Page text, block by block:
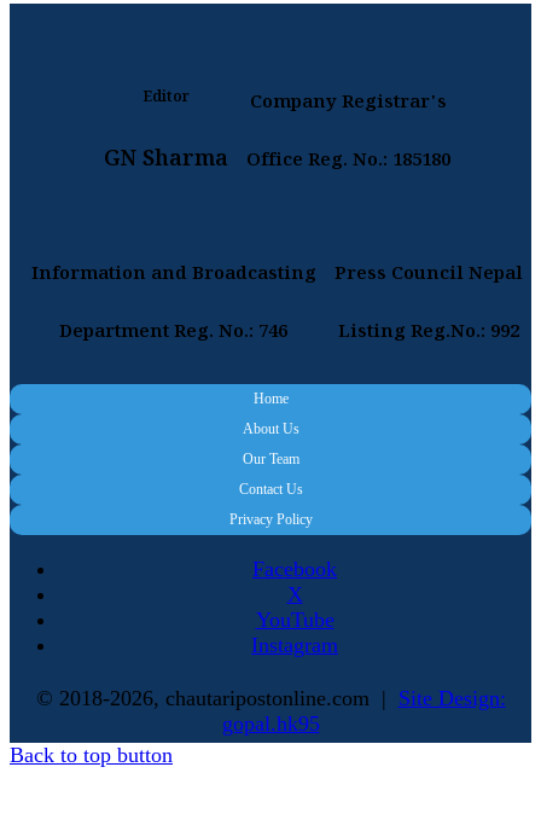
Editor
GN Sharma
Company Registrar's
Office Reg. No.: 185180
Information and Broadcasting
Department Reg. No.: 746
Press Council Nepal
Listing Reg.No.: 992
Home
About Us
Our Team
Contact Us
Privacy Policy
Facebook
X
YouTube
Instagram
© 2018-2026, chautaripostonline.com | Site Design:
gopal.hk95
Back to top button